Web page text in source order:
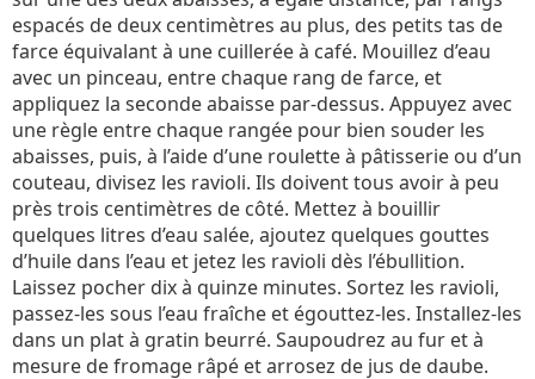
espacés de deux centimètres au plus, des petits tas de
farce équivalant à une cuillerée à café. Mouillez d’eau
avec un pinceau, entre chaque rang de farce, et
appliquez la seconde abaisse par-dessus. Appuyez avec
une règle entre chaque rangée pour bien souder les
abaisses, puis, à l’aide d’une roulette à pâtisserie ou d’un
couteau, divisez les ravioli. Ils doivent tous avoir à peu
près trois centimètres de côté. Mettez à bouillir
quelques litres d’eau salée, ajoutez quelques gouttes
d’huile dans l’eau et jetez les ravioli dès l’ébullition.
Laissez pocher dix à quinze minutes. Sortez les ravioli,
passez-les sous l’eau fraîche et égouttez-les. Installez-les
dans un plat à gratin beurré. Saupoudrez au fur et à
mesure de fromage râpé et arrosez de jus de daube.